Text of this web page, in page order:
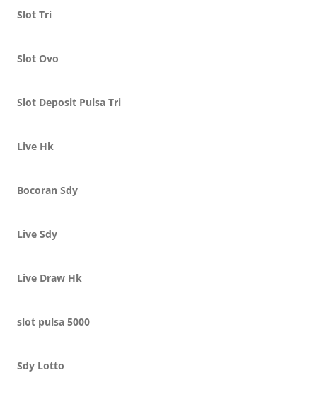
Slot Tri
Slot Ovo
Slot Deposit Pulsa Tri
Live Hk
Bocoran Sdy
Live Sdy
Live Draw Hk
slot pulsa 5000
Sdy Lotto